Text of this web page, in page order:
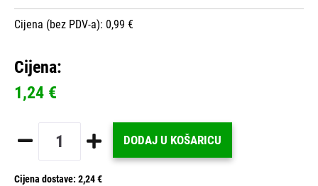
Cijena (bez PDV-a): 0,99 €
Cijena:
1,24 €
DODAJ U KOŠARICU
Cijena dostave: 2,24 €